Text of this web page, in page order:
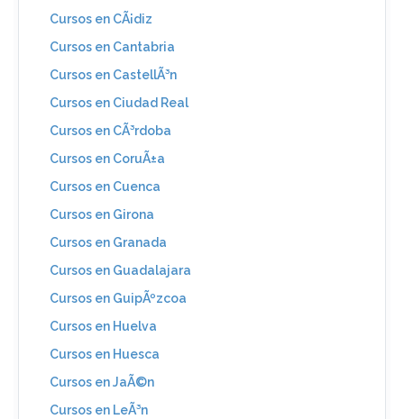
Cursos en CÃ¡diz
Cursos en Cantabria
Cursos en CastellÃ³n
Cursos en Ciudad Real
Cursos en CÃ³rdoba
Cursos en CoruÃ±a
Cursos en Cuenca
Cursos en Girona
Cursos en Granada
Cursos en Guadalajara
Cursos en GuipÃºzcoa
Cursos en Huelva
Cursos en Huesca
Cursos en JaÃ©n
Cursos en LeÃ³n